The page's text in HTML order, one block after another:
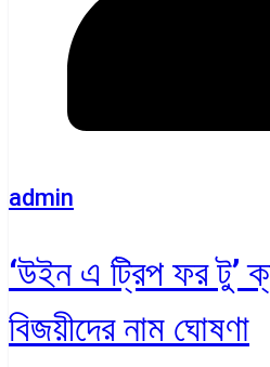
admin
‘উইন এ ট্রিপ ফর টু’
বিজয়ীদের নাম ঘোষণা